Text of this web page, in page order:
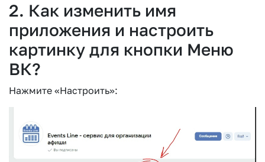
2. Как изменить имя
приложения и настроить
картинку для кнопки Меню
ВК?
Нажмите «Настроить»: